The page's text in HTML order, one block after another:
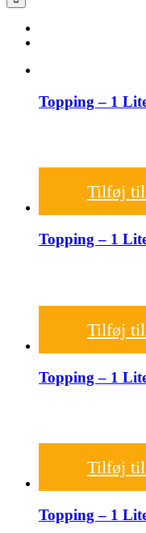
Topping – 1
Tilføj
Topping – 1
Tilføj
Topping – 1
Tilføj
Topping – 1